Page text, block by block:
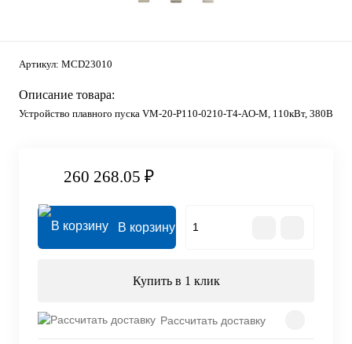
Артикул: MCD23010
Описание товара:
Устройство плавного пуска VM-20-P110-0210-T4-AO-M, 110кВт, 380В
260 268.05 ₽
В корзину
Купить в 1 клик
Рассчитать доставку